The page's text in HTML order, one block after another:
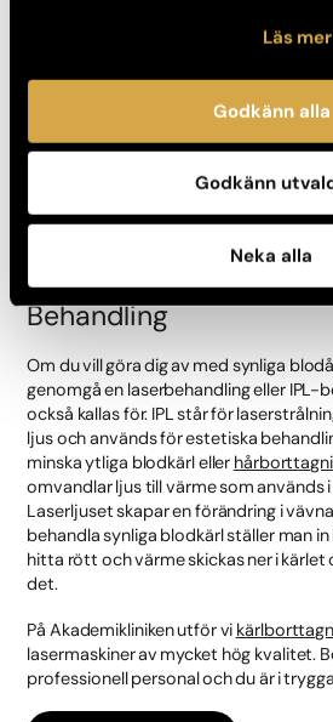
Läs
Godkänn alla
Godkänn
Neka alla
En annan orsak till att du får synliga
ökat din alkoholkonsumtion kan det
du har synliga blodkärl. Du kan också få
Behandling
Om du vill göra dig av med synliga
genomgå en laserbehandling eller IPL-
också kallas för. IPL står för
ljus och används för estetiska
minska ytliga blodkärl eller
omvandlar ljus till värme som används
Laserljuset skapar en förändring i
behandla synliga blodkärl ställer man
hitta rött och värme skickas ner i
det.
På Akademikliniken utför vi
lasermaskiner av mycket hög kvalitet.
professionell personal och du är i